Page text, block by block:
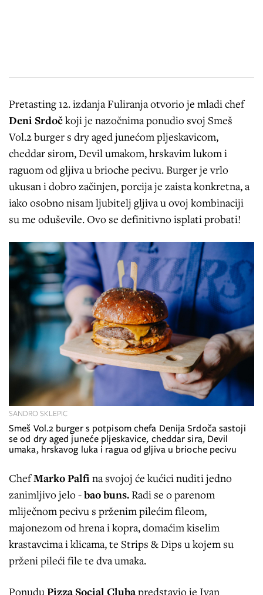
Pretasting 12. izdanja Fuliranja otvorio je mladi chef
Deni Srdočkoji je nazočnima ponudio svoj Smeš
Vol.2 burger s dry aged junećom pljeskavicom,
cheddar sirom, Devil umakom, hrskavim lukom i
raguom od gljiva u brioche pecivu. Burger je vrlo
ukusan i dobro začinjen, porcija je zaista konkretna, a
iako osobno nisam ljubitelj gljiva u ovoj kombinaciji
su me oduševile. Ovo se definitivno isplati probati!
Smeš Vol.2 burger s potpisom chefa Denija Srdoča sastoji
se od dry aged juneće pljeskavice, cheddar sira, Devil
umaka, hrskavog luka i ragua od gljiva u brioche pecivu
SANDRO SKLEPIC
ChefMarko Palfi na svojoj će kućici nuditi jedno
zanimljivo jelo -bao buns.Radi se o parenom
mliječnom pecivu s prženim pilećim fileom,
majonezom od hrena i kopra, domaćim kiselim
krastavcima i klicama, te Strips & Dips u kojem su
prženi pileći file te dva umaka.
Ponudu Pizza Social Clubapredstavio je Ivan